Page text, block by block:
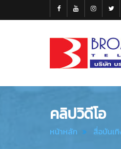
Thai
คลิปวิดีโอ
หน้าหลัก สื่อบันเ